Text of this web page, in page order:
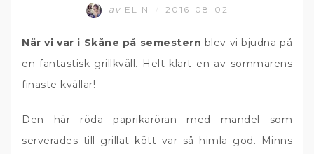
av ELIN 2016-08-02
När vi var i Skåne på semestern blev vi bjudna på
en fantastisk grillkväll. Helt klart en av sommarens
finaste kvällar!
Den här röda paprikaröran med mandel som
serverades till grillat kött var så himla god. Minns